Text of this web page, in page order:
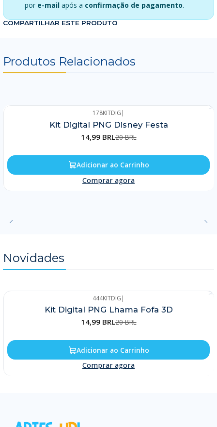
por e-mail após a confirmação de pagamento.
COMPARTILHAR ESTE PRODUTO
Produtos Relacionados
178KITDIG |
Kit Digital PNG Disney Festa
14,99 BRL20 BRL
Adicionar ao Carrinho
Comprar agora
Novidades
444KITDIG |
Kit Digital PNG Lhama Fofa 3D
14,99 BRL20 BRL
Adicionar ao Carrinho
Comprar agora